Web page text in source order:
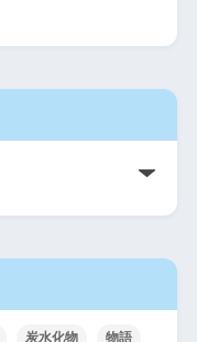
炭水化物 物語